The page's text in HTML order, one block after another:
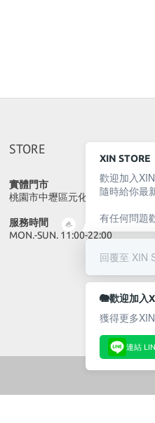
STORE
實體門市
桃園市中壢區元化路23號
服務時間
MON.-SUN. 11:00-22:00
XIN STORE
歡迎加入
隨時給你最
有任何問題
回覆至 XIN
🐘歡迎加入
獲得更多
連結